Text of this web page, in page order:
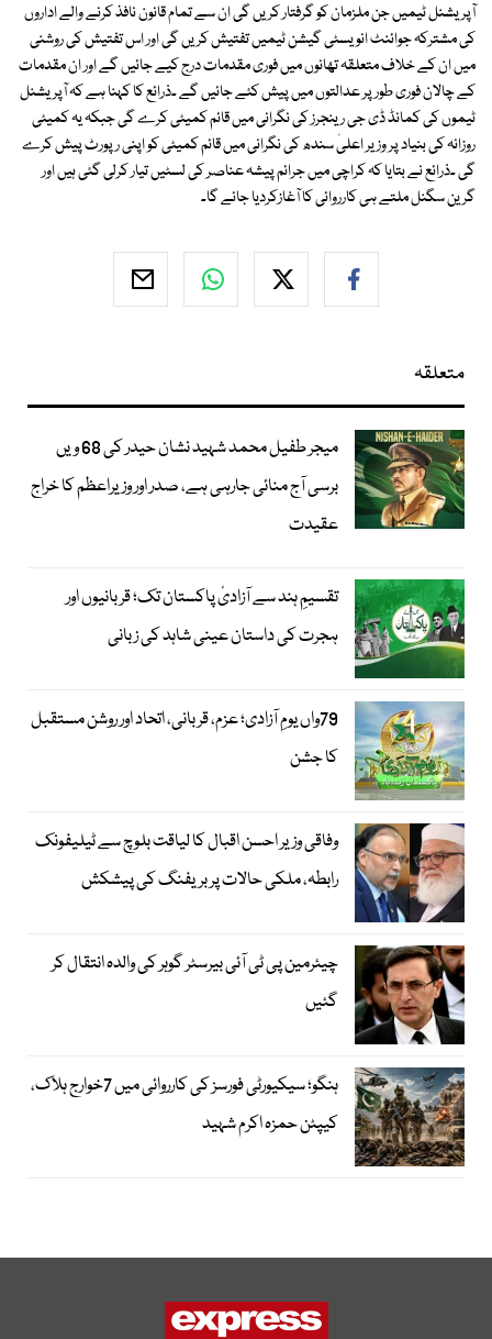
آپریشنل ٹیمیں جن ملزمان کو گرفتار کریں گی ان سے تمام قانون نافذ کرنے والے اداروں
کی مشترکہ جوائنٹ انویسٹی گیشن ٹیمیں تفتیش کریں گی اور اس تفتیش کی روشنی
میں ان کے خلاف متعلقہ تھانوں میں فوری مقدمات درج کیے جائیں گے اور ان مقدمات
کے چالان فوری طور پر عدالتوں میں پیش کئے جائیں گے ۔ذرائع کا کہنا ہے کہ آپریشنل
ٹیموں کی کمانڈ ڈی جی رینجرز کی نگرانی میں قائم کمیٹی کرے گی جبکہ یہ کمیٹی
روزانہ کی بنیاد پر وزیر اعلیٰ سندھ کی نگرانی میں قائم کمیٹی کو اپنی رپورٹ پیش کرے
گی ۔ذرائع نے بتایا کہ کراچی میں جرائم پیشہ عناصر کی لسٹیں تیار کرلی گئی ہیں اور
گرین سگنل ملتے ہی کارروائی کا آغازکردیا جائے گا۔
متعلقہ
میجر طفیل محمد شہید نشان حیدر کی 68 ویں
برسی آج منائی جارہی ہے، صدر اور وزیراعظم کا خراج
عقیدت
تقسیمِ ہند سے آزادیٔ پاکستان تک؛ قربانیوں اور
ہجرت کی داستان عینی شاہد کی زبانی
79واں یومِ آزادی؛ عزم، قربانی، اتحاد اور روشن مستقبل
کا جشن
وفاقی وزیر احسن اقبال کا لیاقت بلوچ سے ٹیلیفونک
رابطہ، ملکی حالات پر بریفنگ کی پیشکش
چیئرمین پی ٹی آئی بیرسٹر گوہر کی والدہ انتقال کر
گئیں
ہنگو؛ سیکیورٹی فورسز کی کارروائی میں 7خوارج ہلاک،
کیپٹن حمزہ اکرم شہید